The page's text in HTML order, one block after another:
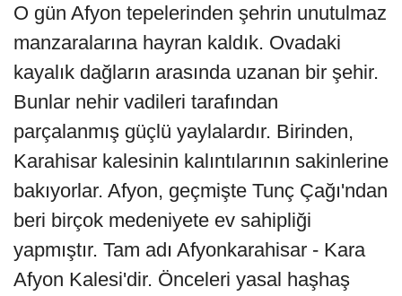
O gün Afyon tepelerinden şehrin unutulmaz
manzaralarına hayran kaldık. Ovadaki
kayalık dağların arasında uzanan bir şehir.
Bunlar nehir vadileri tarafından
parçalanmış güçlü yaylalardır. Birinden,
Karahisar kalesinin kalıntılarının sakinlerine
bakıyorlar. Afyon, geçmişte Tunç Çağı'ndan
beri birçok medeniyete ev sahipliği
yapmıştır. Tam adı Afyonkarahisar - Kara
Afyon Kalesi'dir. Önceleri yasal haşhaş